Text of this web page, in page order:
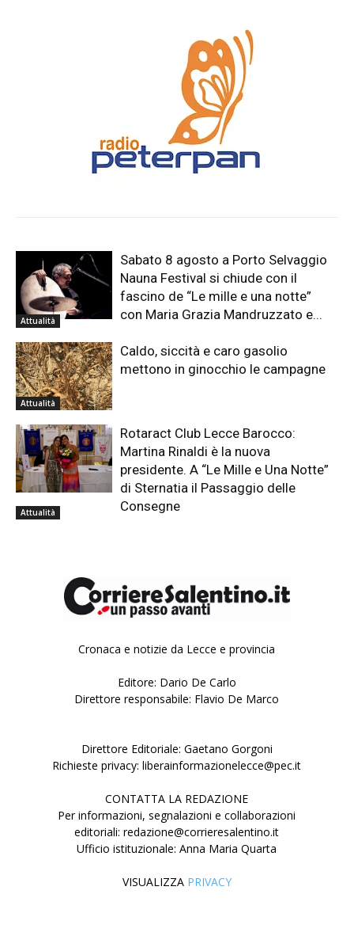
Attualità
Sabato 8 agosto a Porto Selvaggio
Nauna Festival si chiude con il
fascino de “Le mille e una notte”
con Maria Grazia Mandruzzato e...
Attualità
Caldo, siccità e caro gasolio
mettono in ginocchio le campagne
Attualità
Rotaract Club Lecce Barocco:
Martina Rinaldi è la nuova
presidente. A “Le Mille e Una Notte”
di Sternatia il Passaggio delle
Consegne
Cronaca e notizie da Lecce e provincia
Editore: Dario De Carlo
Direttore responsabile: Flavio De Marco
Direttore Editoriale: Gaetano Gorgoni
Richieste privacy: liberainformazionelecce@pec.it
CONTATTA LA REDAZIONE
Per informazioni, segnalazioni e collaborazioni
editoriali: redazione@corrieresalentino.it
Ufficio istituzionale: Anna Maria Quarta
VISUALIZZA PRIVACY